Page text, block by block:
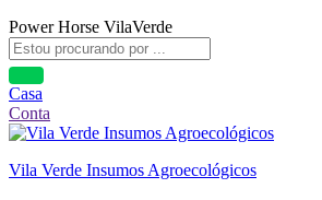
Power Horse VilaVerde
Casa
Conta
Vila Verde Insumos Agroecológicos